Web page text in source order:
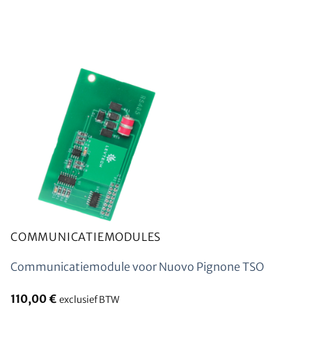
COMMUNICATIEMODULES
Communicatiemodule voor Nuovo Pignone TSO
110,00€ exclusief BTW